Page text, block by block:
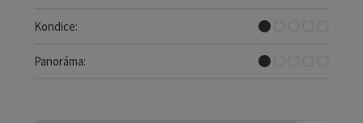
Kondice:
Velmi lehký, -á, -é
Panoráma:
Prakticky žádný rozhled